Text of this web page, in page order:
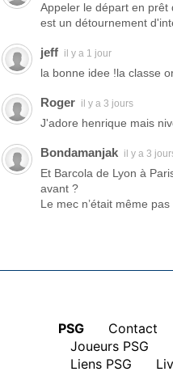
Appeler le départ en prêt
est un détournement
jeff il y a 1 jour
la bonne idee !la classe
Roger il y a 3 jours
J'adore henrique mais
Bondamanjak il y a 3
Et Barcola de Lyon à
avant ?
Le mec n’était même pas
PSG Contact
Joueurs PSG
Liens PSG